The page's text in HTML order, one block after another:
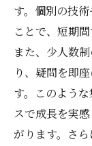
す。個別の技
ことで、短期
また、少人数
り、疑問を即
す。このよう
スで成長を実
がります。さ